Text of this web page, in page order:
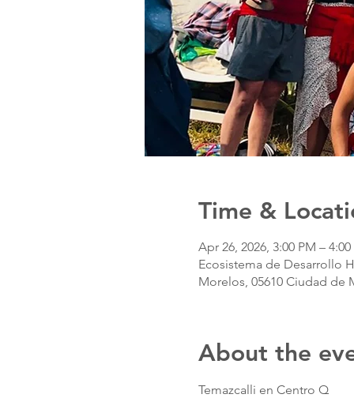
Time &
Apr 26, 2026, 3:00 PM – 4:00
Ecosistema de Desarrollo
Morelos, 05610 Ciudad de
About the
Temazcalli en Centro Q